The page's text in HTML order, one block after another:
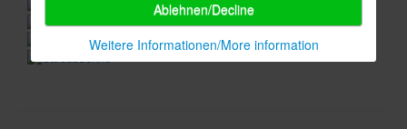
Veranstaltungen-Events
In eigener Sache-On our own behalf
Ablehnen/Decline
Weitere Informationen/More information